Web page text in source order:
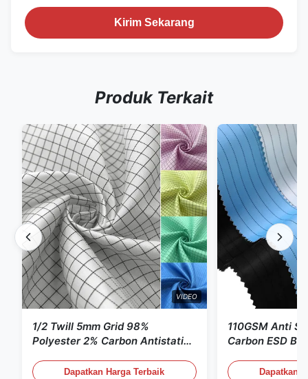
Kirim Sekarang
Produk Terkait
VIDEO
1/2 Twill 5mm Grid 98%
Polyester 2% Carbon Antistatic
Dapatkan Harga Terbaik
110GSM Anti
Carbon ESD
Dapatkan